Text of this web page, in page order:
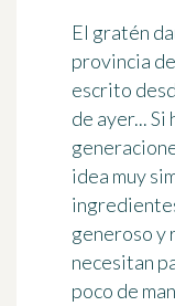
El gratén
provincia
escrito
de ayer... Si
idea muy
generoso y
necesitan
poco de